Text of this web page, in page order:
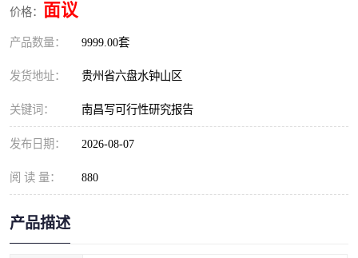
价格： 面议
产品数量： 9999.00套
发货地址： 贵州省六盘水钟山区
关键词： 南昌写可行性研究报告
发布日期： 2026-08-07
阅 读 量： 880
产品描述